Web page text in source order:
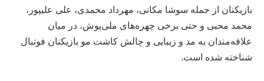
بازیکنان از جمله سوشا مکانی، مهرداد محمدی، علی علیپور،
محمد محبی و حتی برخی چهره‌های ملی‌پوش، در میان
علاقه‌مندان به مد و زیبایی و چالش کاشت مو بازیکنان فوتبال
شناخته شده است.